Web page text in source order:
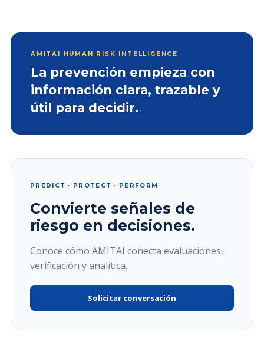
AMITAI HUMAN RISK INTELLIGENCE
La prevención empieza con
información clara, trazable y
útil para decidir.
PREDICT · PROTECT · PERFORM
Convierte señales de
riesgo en decisiones.
Conoce cómo AMITAI conecta evaluaciones,
verificación y analítica.
Solicitar conversación